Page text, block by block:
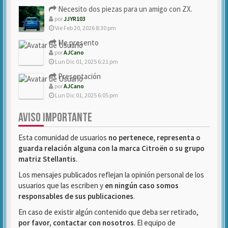
Necesito dos piezas para un amigo con ZX.
porJJYR103
Vie Feb 20, 2026 8:30 pm
Me presento
porAJCano
Lun Dic 01, 2025 6:21 pm
Presentación
porAJCano
Lun Dic 01, 2025 6:05 pm
AVISO IMPORTANTE
Esta comunidad de usuarios no pertenece, representa o
guarda relación alguna con la marca Citroën o su grupo
matriz Stellantis.
Los mensajes publicados reflejan la opinión personal de los
usuarios que las escriben y en ningún caso somos
responsables de sus publicaciones.
En caso de existir algún contenido que deba ser retirado,
por favor, contactar con nosotros. El equipo de